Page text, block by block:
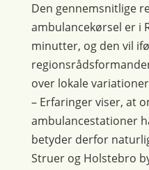
Den gennemsnitlige
ambulancekørsel er i
minutter, og den vil
over lokale
– Erfaringer viser, at
ambulancestationer
betyder derfor
Struer og Holstebro